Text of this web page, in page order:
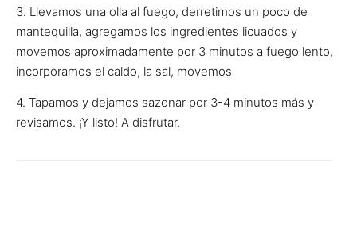
3. Llevamos una olla al fuego, derretimos un poco de
mantequilla, agregamos los ingredientes licuados y
movemos aproximadamente por 3 minutos a fuego lento,
incorporamos el caldo, la sal, movemos
4. Tapamos y dejamos sazonar por 3-4 minutos más y
revisamos. ¡Y listo! A disfrutar.